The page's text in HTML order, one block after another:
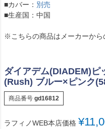
■カバー： 別売
■生産国：中国
※こちらの商品はメーカーから
ダイアデム(DIADEM)ピ
(Rush) ブルー×ピンク
商品番号 gd16812
ラフィノWEB本店価格 ¥